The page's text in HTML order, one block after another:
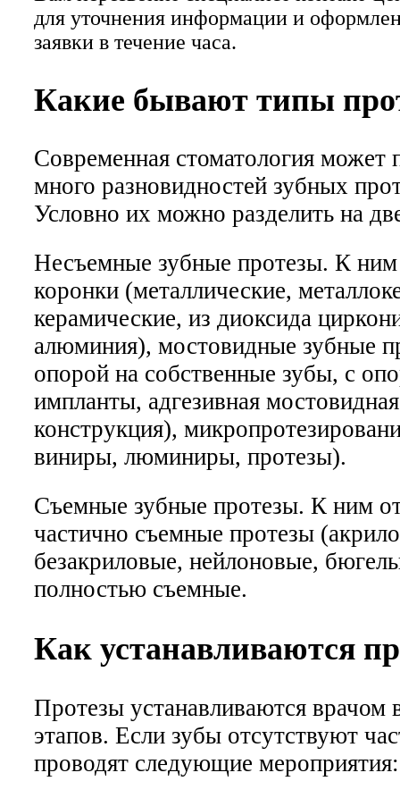
для уточнения информации и
заявки в течение часа.
Какие бывают типы
Современная стоматология может
много разновидностей зубных
Условно их можно разделить на
Несъемные зубные протезы. К ним
коронки (металлические,
керамические, из диоксида
алюминия), мостовидные зубные
опорой на собственные зубы, с
импланты, адгезивная мостовидная
конструкция),
виниры, люминиры, протезы).
Съемные зубные протезы. К ним
частично съемные протезы
безакриловые, нейлоновые,
полностью съемные.
Как устанавливаются
Протезы устанавливаются врачом
этапов. Если зубы отсутствуют
проводят следующие мероприятия: